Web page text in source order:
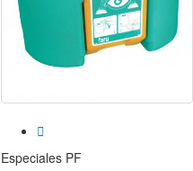

Especiales PF